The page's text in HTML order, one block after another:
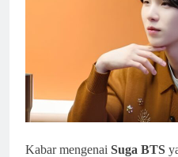
Kabar mengenai Suga BTS